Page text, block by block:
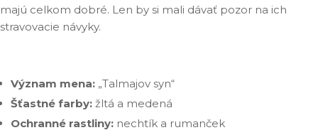
majú celkom dobré. Len by si mali dávať pozor na ich
stravovacie návyky.
Význam mena: „Talmajov syn“
Šťastné farby: žltá a medená
Ochranné rastliny: nechtík a rumanček